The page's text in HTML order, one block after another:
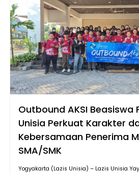
Outbound AKSI Beasiswa
Unisia Perkuat Karakter
Kebersamaan Penerima
SMA/SMK
Yogyakarta (Lazis Unisia) – Lazis Unisia